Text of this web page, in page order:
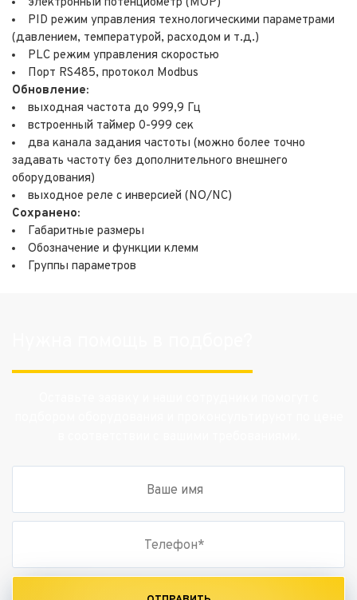
PID режим управления технологическими параметрами
(давлением, температурой, расходом и т.д.)
PLC режим управления скоростью
Порт RS485, протокол Modbus
Обновление:
выходная частота до 999,9 Гц
встроенный таймер 0-999 сек
два канала задания частоты (можно более точно
задавать частоту без дополнительного внешнего
оборудования)
выходное реле с инверсией (NO/NC)
Сохранено:
Габаритные размеры
Обозначение и функции клемм
Группы параметров